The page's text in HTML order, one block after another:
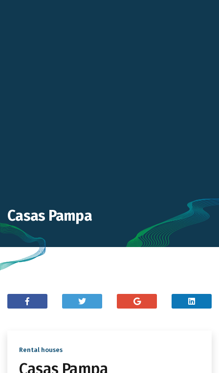
Casas Pampa
Rental houses
Casas Pampa